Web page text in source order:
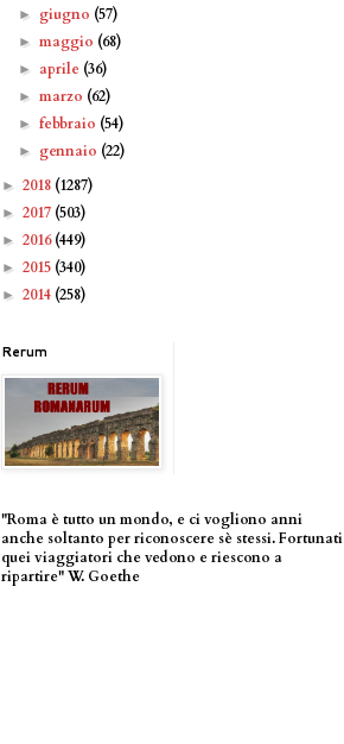
► giugno (57)
►maggio (68)
► aprile (36)
►marzo (62)
►febbraio (54)
► gennaio (22)
► 2018 (1287)
► 2017 (503)
► 2016(449)
► 2015 (340)
► 2014 (258)
Rerum
"Roma è tutto un mondo, e ci vogliono anni
anche soltanto per riconoscere sè stessi. Fortunati
quei viaggiatori che vedono e riescono a
ripartire" W. Goethe